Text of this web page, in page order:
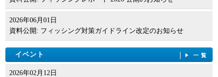
2026年06月01日
資料公開: フィッシング対策ガイドライン改定のお知らせ
イベント 一覧
2026年02月12日